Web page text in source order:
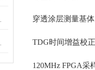
穿透涂层测量基
TDG时间增益校
120MHz FPGA采